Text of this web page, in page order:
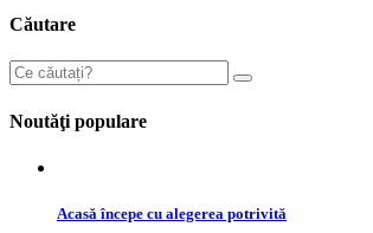
Căutare
Noutăţi populare
Acasă începe cu alegerea potrivită